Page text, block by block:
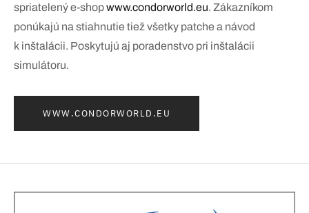
spriatelený e-shopwww.condorworld.eu. Zákazníkom
ponúkajú na stiahnutie tiež všetky patche a návod
k inštalácii. Poskytujú aj poradenstvo pri inštalácii
simulátoru.
WWW.CONDORWORLD.EU